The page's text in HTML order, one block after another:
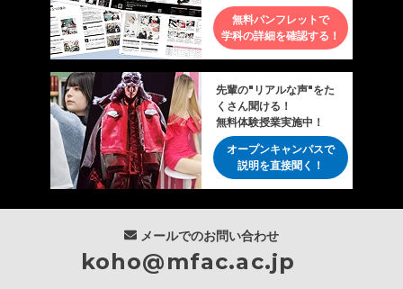
無料パンフレットで
学科の詳細を確認する！
先輩の"リアルな声"をた
くさん聞ける！
無料体験授業実施中！
オープンキャンパスで
説明を直接聞く！
メールでのお問い合わせ
koho@mfac.ac.jp